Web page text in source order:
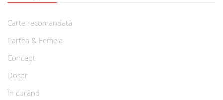
Carte recomandată
Cartea & Femeia
Concept
Dosar
În curând